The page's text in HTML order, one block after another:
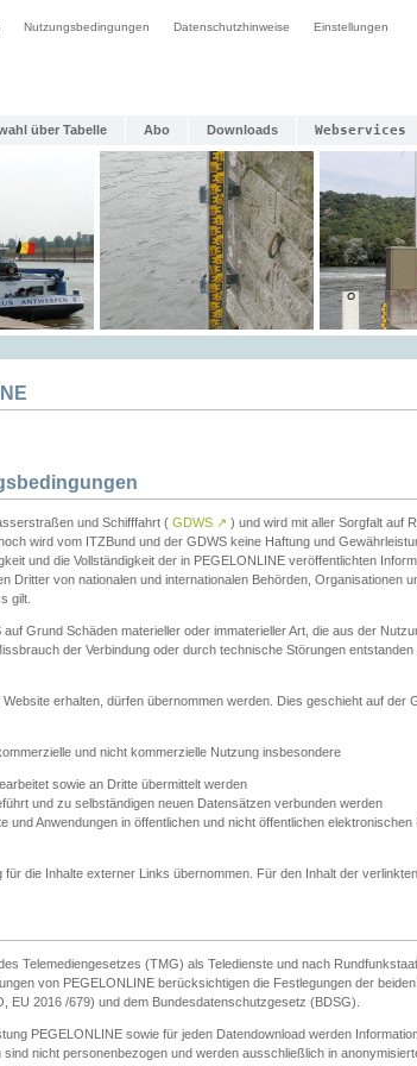
Nutzungsbedingungen Datenschutzhinweise Einstellungen
über Tabelle Abo Downloads Webservices
und Schifffahrt ( GDWS ↗ ) und wird mit aller Sorgfalt auf
wird vom ITZBund und der GDWS keine Haftung und
und die Vollständigkeit der in PEGELONLINE veröffentlichten
Dritter von nationalen und internationalen Behörden, Organisationen
gilt.
Grund Schäden materieller oder immaterieller Art, die aus der
der Verbindung oder durch technische Störungen entstanden
erhalten, dürfen übernommen werden. Dies geschieht auf der
und nicht kommerzielle Nutzung insbesondere
sowie an Dritte übermittelt werden
und zu selbständigen neuen Datensätzen verbunden werden
Anwendungen in öffentlichen und nicht öffentlichen
die Inhalte externer Links übernommen. Für den Inhalt der
Telemediengesetzes (TMG) als Teledienste und nach
von PEGELONLINE berücksichtigen die Festlegungen der
2016 /679) und dem Bundesdatenschutzgesetz (BDSG).
PEGELONLINE sowie für jeden Datendownload werden
nicht personenbezogen und werden ausschließlich in